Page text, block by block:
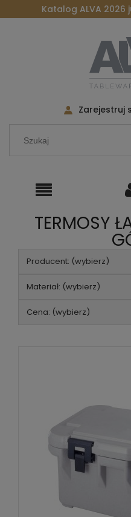
Katalog ALVA
Zarejestruj
TERMOSY
Producent: (wybierz)
Materiał: (wybierz)
Cena: (wybierz)